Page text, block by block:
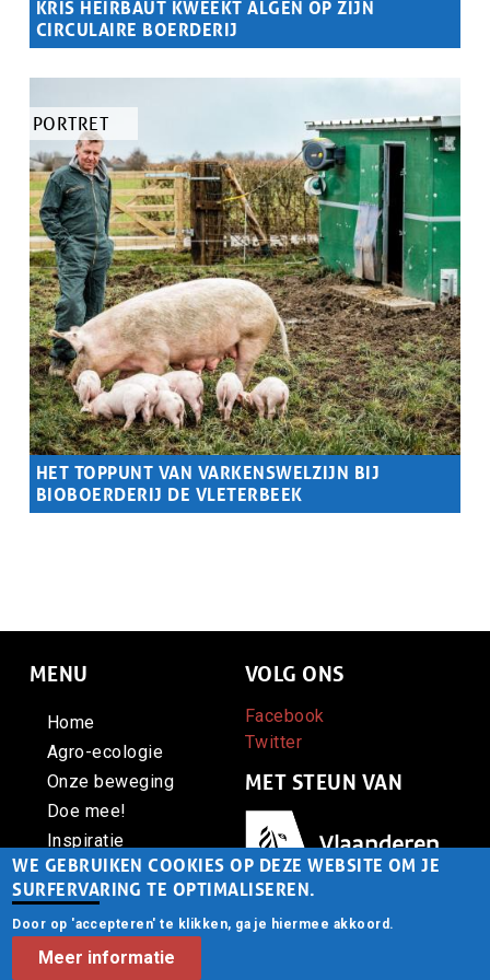
KRIS HEIRBAUT KWEEKT ALGEN OP ZIJN
CIRCULAIRE BOERDERIJ
TYPE
ARTIKEL
PORTRET
HET TOPPUNT VAN VARKENSWELZIJN BIJ
BIOBOERDERIJ DE VLETERBEEK
MENU
Home
Agro-ecologie
Onze beweging
Doe mee!
Inspiratie
Contact
CONTACT
VOLG ONS
Facebook
Twitter
MET STEUN VAN
Afbeelding
© Voedsel Anders vzw -
WE GEBRUIKEN COOKIES OP DEZE WEBSITE OM JE
SURFERVARING TE OPTIMALISEREN.
Door op 'accepteren' te klikken, ga je hiermee akkoord.
Meer informatie